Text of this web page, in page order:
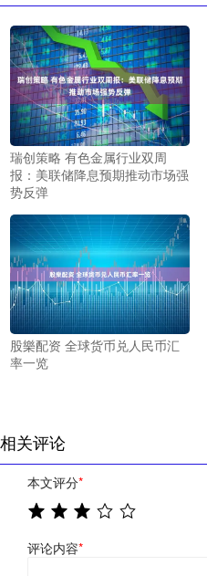
瑞创策略 有色金属行业双周
报：美联储降息预期推动市场强
势反弹
股樂配资 全球货币兑人民币汇
率一览
相关评论
本文评分*
评论内容*